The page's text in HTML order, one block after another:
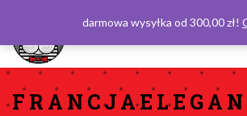
darmowa wysyłka od 300,00 zł!